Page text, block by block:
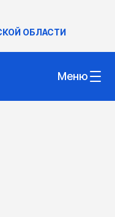
ОБЛАСТИ
Меню